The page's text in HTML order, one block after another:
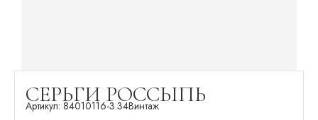
СЕРЬГИ РОССЫПЬ
Артикул: 84010116-3.34Винтаж